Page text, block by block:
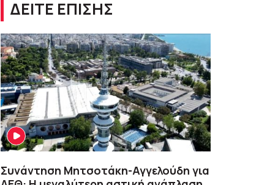
ΔΕΙΤΕ ΕΠΙΣΗΣ
Συνάντηση Μητσοτάκη-Αγγελούδη για